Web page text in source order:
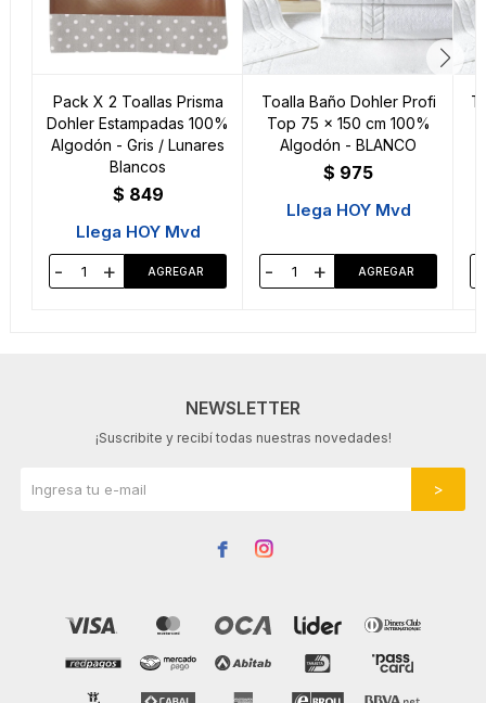
Pack X 2 Toallas Prisma
Dohler Estampadas 100%
Algodón - Gris / Lunares
Blancos
$ 849
Llega HOY Mvd
- +
Toalla Baño Dohler Profi
Top 75 x 150 cm 100%
Algodón - BLANCO
$ 975
Llega HOY Mvd
- +
NEWSLETTER
¡Suscribite y recibí todas nuestras novedades!
 